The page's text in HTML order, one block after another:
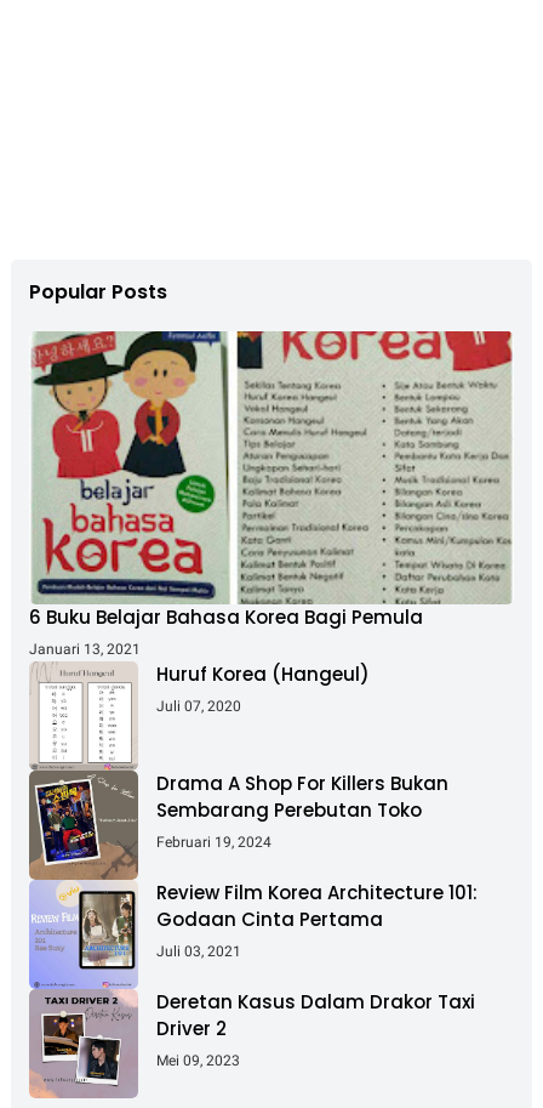
Popular Posts
6 Buku Belajar Bahasa Korea Bagi Pemula
Januari 13, 2021
Huruf Korea (Hangeul)
Juli 07, 2020
Drama A Shop For Killers Bukan
Sembarang Perebutan Toko
Februari 19, 2024
Review Film Korea Architecture 101:
Godaan Cinta Pertama
Juli 03, 2021
Deretan Kasus Dalam Drakor Taxi
Driver 2
Mei 09, 2023